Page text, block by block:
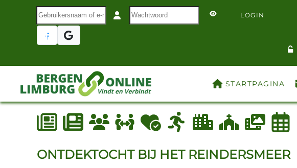
Terug naar hoofdinhoud
Gebruikersnaam of e-mail
LOGIN
STARTPAGINA
ONTDEKTOCHT BIJ HET REINDERSMEER